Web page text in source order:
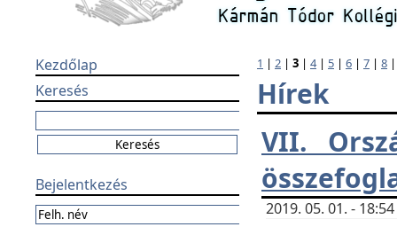
Kezdőlap
Keresés
Bejelentkezés
1 | 2 | 3 | 4| 5 | 6 | 7 | 8
Hírek
VII.
2019. 05. 01. -